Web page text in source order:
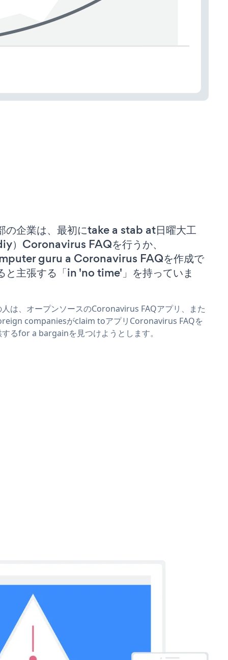
の企業は、最初にtake a stab at日曜大工
）Coronavirus FAQを行うか、
guru a Coronavirus FAQを作成で
と主張する「in 'no time'」を持っていま
は、オープンソースのCoronavirus FAQアプリ、また
companiesがclaim toアプリCoronavirus FAQを
るfor a bargainを見つけようとします。